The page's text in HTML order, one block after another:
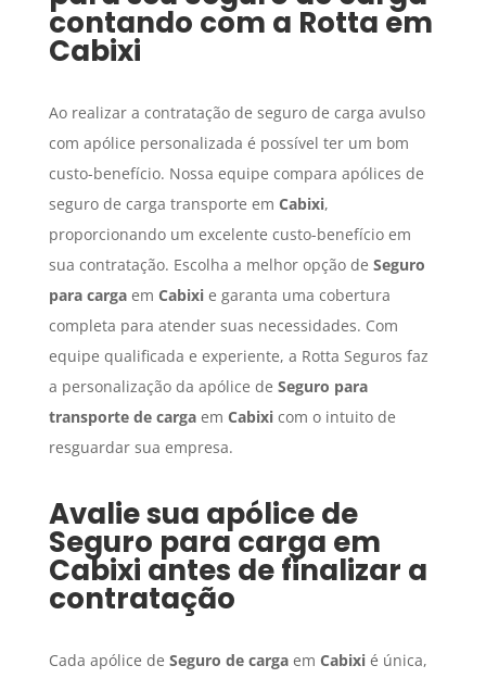
contando com a Rotta em
Cabixi
Ao realizar a contratação de seguro de carga avulso
com apólice personalizada é possível ter um bom
custo-benefício. Nossa equipe compara apólices de
seguro de carga transporte em Cabixi,
proporcionando um excelente custo-benefício em
sua contratação. Escolha a melhor opção de Seguro
para cargaem Cabixie garanta uma cobertura
completa para atender suas necessidades. Com
equipe qualificada e experiente, a Rotta Seguros faz
a personalização da apólice de Seguro para
transporte de cargaem Cabixicom o intuito de
resguardar sua empresa.
Avalie sua apólice de
Seguro para carga em
Cabixi antes de finalizar a
contratação
Cada apólice de Seguro de cargaem Cabixié única,